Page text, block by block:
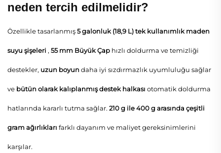
neden tercih edilmelidir?
Özellikle tasarlanmış5 galonluk (18,9 L) tek kullanımlık maden
suyu şişeleri , 55 mm Büyük Çap hızlı doldurma ve temizliği
destekler, uzun boyundaha iyi sızdırmazlık uyumluluğu sağlar
ve bütün olarak kalıplanmış destek halkası otomatik doldurma
hatlarında kararlı tutma sağlar. 210 g ile 400 g arasında çeşitli
gram ağırlıkları farklı dayanım ve maliyet gereksinimlerini
karşılar.